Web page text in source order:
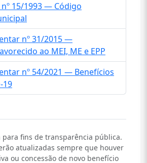
15/1993 — Código
nº 31/2015 —
ao MEI, ME e EPP
nº 54/2021 — Benefícios
19
para fins de transparência pública.
atualizadas sempre que houver
ou concessão de novo benefício